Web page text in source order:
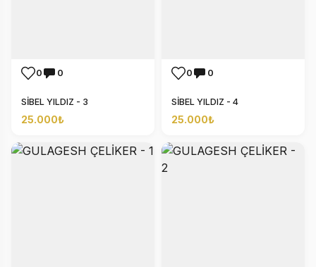
0 0
SİBEL YILDIZ - 3
25.000₺
0 0
SİBEL YILDIZ - 4
25.000₺